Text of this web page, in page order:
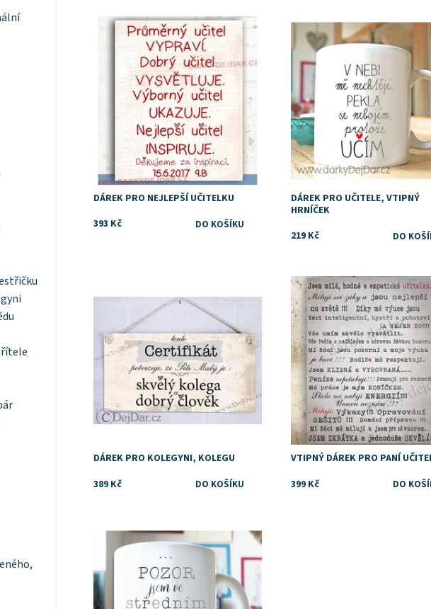
Dostupnost: Skladem
DÁREK PRO NEJLEPŠÍ UČITELKU
393 Kč
Dostupnost: Skladem
DÁREK PRO UČITELE, VTIPNÝ
HRNÍČEK
219 Kč
DÁREK PRO KOLEGYNI, KOLEGU
389 Kč
Dostupnost: Skladem
VTIPNÝ DÁREK PRO PANÍ
399 Kč
Tip na vtipný dárek pro kolegu,
kolegyni, šéfovou, šéfa, kamarádku,
maminku, tatínka, zkrátka pro každého,
kdo je ve středním věku a nebere se
moc...
Dostupnost:
Skladem